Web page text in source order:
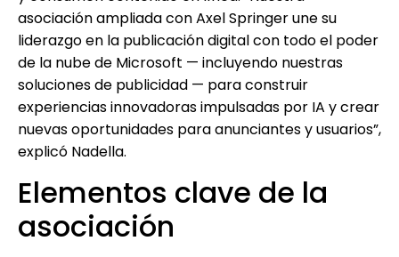
asociación ampliada con Axel Springer une su
liderazgo en la publicación digital con todo el poder
de la nube de Microsoft — incluyendo nuestras
soluciones de publicidad — para construir
experiencias innovadoras impulsadas por IA y crear
nuevas oportunidades para anunciantes y usuarios”,
explicó Nadella.
Elementos clave de la
asociación